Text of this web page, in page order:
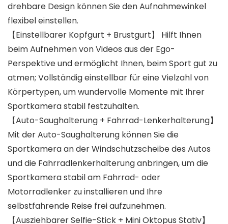
drehbare Design können Sie den Aufnahmewinkel
flexibel einstellen.
【Einstellbarer Kopfgurt + Brustgurt】 Hilft Ihnen
beim Aufnehmen von Videos aus der Ego-
Perspektive und ermöglicht Ihnen, beim Sport gut zu
atmen; Vollständig einstellbar für eine Vielzahl von
Körpertypen, um wundervolle Momente mit Ihrer
Sportkamera stabil festzuhalten.
【Auto-Saughalterung + Fahrrad-Lenkerhalterung】
Mit der Auto-Saughalterung können Sie die
Sportkamera an der Windschutzscheibe des Autos
und die Fahrradlenkerhalterung anbringen, um die
Sportkamera stabil am Fahrrad- oder
Motorradlenker zu installieren und Ihre
selbstfahrende Reise frei aufzunehmen.
【Ausziehbarer Selfie-Stick + Mini Oktopus Stativ】